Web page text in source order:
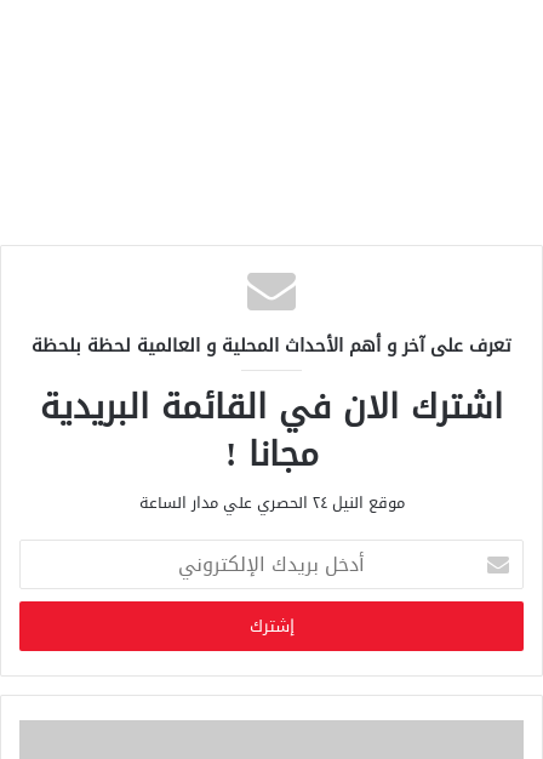
تعرف على آخر و أهم الأحداث المحلية و العالمية لحظة بلحظة
اشترك الان في القائمة البريدية
مجانا !
موقع النيل ٢٤ الحصري علي مدار الساعة
خ
ب
ر
ي
د